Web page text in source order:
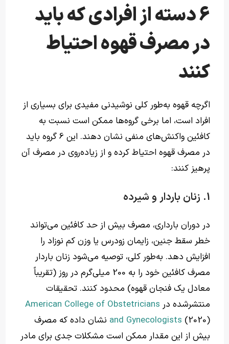
6 دسته از افرادی که باید
در مصرف قهوه احتیاط
کنند
اگرچه قهوه به‌طور کلی نوشیدنی مفیدی برای بسیاری از
افراد است، اما برخی گروه‌ها ممکن است نسبت به
کافئین واکنش‌های منفی نشان دهند. این 6 گروه‌ باید
در مصرف قهوه احتیاط کرده و از زیاده‌روی در مصرف آن
پرهیز کنند:
1. زنان باردار و شیرده
در دوران بارداری، مصرف بیش از حد کافئین می‌تواند
خطر سقط جنین، زایمان زودرس یا وزن کم نوزاد را
افزایش دهد. به‌طور کلی، توصیه می‌شود زنان باردار
مصرف کافئین خود را به 200 میلی‌گرم در روز (تقریباً
معادل یک فنجان قهوه) محدود کنند. تحقیقات
منتشرشده در American College of Obstetricians
and Gynecologists (2020) نشان داده که مصرف
بیش از این مقدار ممکن است مشکلات جدی برای مادر